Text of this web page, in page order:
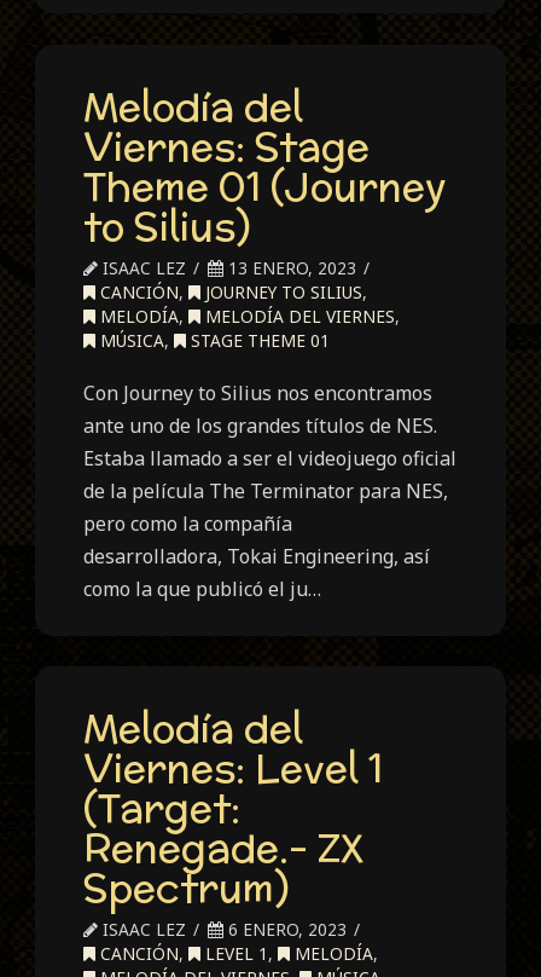
Melodía del
Viernes: Stage
Theme 01 (Journey
to Silius)
ISAAC LEZ
13 ENERO, 2023
CANCIÓN, JOURNEY TO SILIUS,
MELODÍA, MELODÍA DEL VIERNES,
MÚSICA, STAGE THEME 01
Con Journey to Silius nos encontramos
ante uno de los grandes títulos de NES.
Estaba llamado a ser el videojuego oficial
de la película The Terminator para NES,
pero como la compañía
desarrolladora, Tokai Engineering, así
como la que publicó el ju…
Melodía del
Viernes: Level 1
(Target:
Renegade.- ZX
Spectrum)
ISAAC LEZ
6 ENERO, 2023
CANCIÓN, LEVEL 1 , MELODÍA,